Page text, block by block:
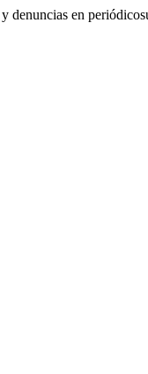
denuncias en